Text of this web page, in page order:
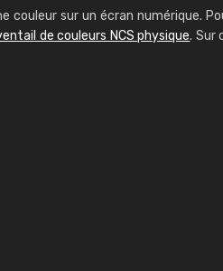
couleur sur un écran numérique.
de couleurs NCS physique. Sur